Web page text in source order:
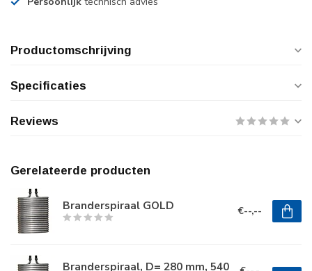
Productomschrijving
Specificaties
Reviews
Gerelateerde producten
Branderspiraal GOLD €--,--
Branderspiraal, D= 280 mm, 540